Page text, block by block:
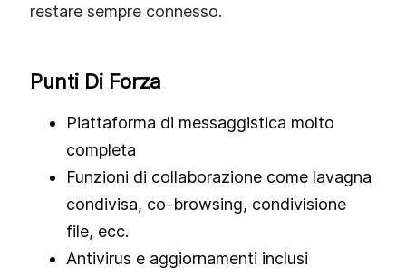
restare sempre connesso.
Punti Di Forza
Piattaforma di messaggistica molto
completa
Funzioni di collaborazione come lavagna
condivisa, co‑browsing, condivisione
file, ecc.
Antivirus e aggiornamenti inclusi